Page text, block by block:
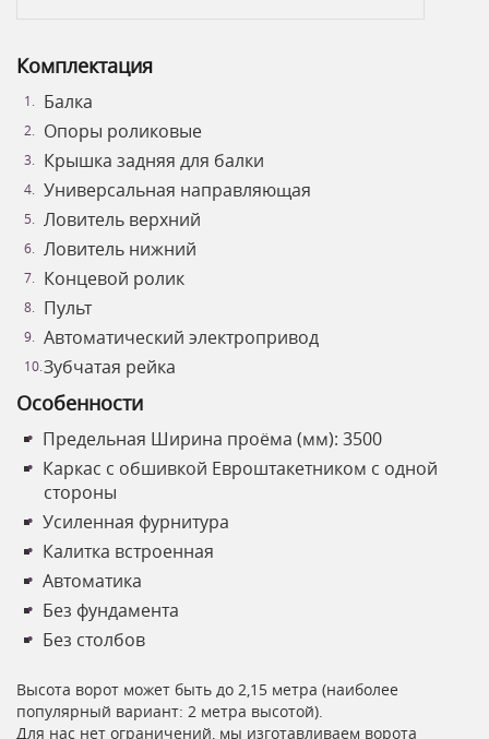
Комплектация
Балка
Опоры роликовые
Крышка задняя для балки
Универсальная направляющая
Ловитель верхний
Ловитель нижний
Концевой ролик
Пульт
Автоматический электропривод
Зубчатая рейка
Особенности
Предельная Ширина проёма (мм): 3500
Каркас с обшивкой Евроштакетником с одной
стороны
Усиленная фурнитура
Калитка встроенная
Автоматика
Без фундамента
Без столбов
Высота ворот может быть до 2,15 метра (наиболее
популярный вариант: 2 метра высотой).
Для нас нет ограничений, мы изготавливаем ворота